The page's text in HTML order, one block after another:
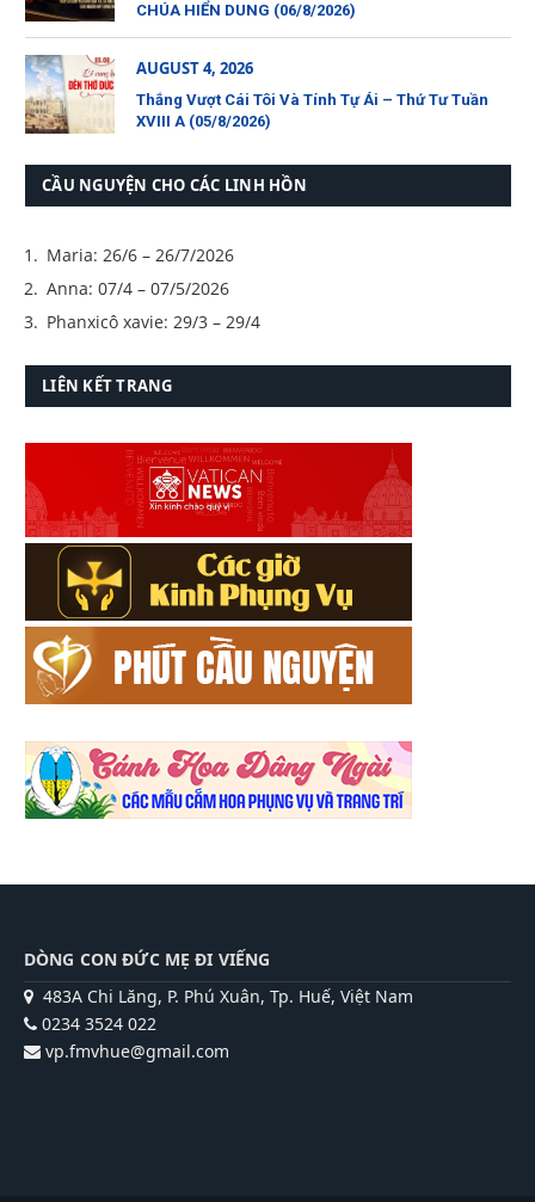
CHÚA HIỂN DUNG (06/8/2026)
AUGUST 4, 2026
Thắng Vượt Cái Tôi Và Tính Tự Ái – Thứ Tư Tuần
XVIII A (05/8/2026)
CẦU NGUYỆN CHO CÁC LINH HỒN
Maria: 26/6 – 26/7/2026
Anna: 07/4 – 07/5/2026
Phanxicô xavie: 29/3 – 29/4
LIÊN KẾT TRANG
DÒNG CON ĐỨC MẸ ĐI VIẾNG
483A Chi Lăng, P. Phú Xuân, Tp. Huế, Việt Nam
0234 3524 022
vp.fmvhue@gmail.com